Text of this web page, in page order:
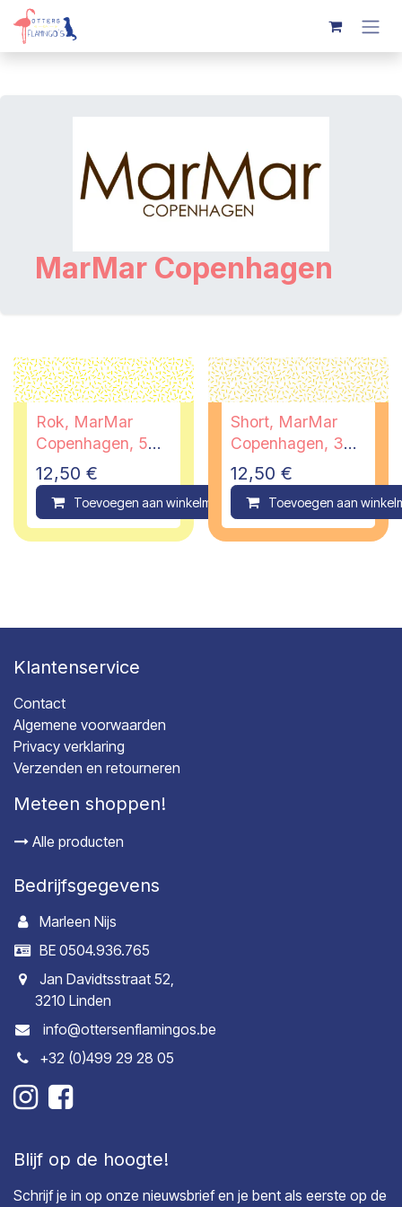
Overslaan naar inhoud
MarMar Copenhagen
Rok, MarMar
Copenhagen, 5
jaar
12,50 €
Toevoegen aan winkelmandje Compare
Short, MarMar
Copenhagen, 3
jaar
12,50 €
Toevoegen aan
Klantenservice
Contact
Algemene voorwaarden
Privacy verklaring
Verzenden en retourneren
Meteen shoppen!
Alle producten
Bedrijfsgegevens
Marleen Nijs
BE 0504.936.765
Jan Davidtsstraat 52,
3210 Linden
info@ottersenflamingos.be
+32 (0)499 29 28 05
Blijf op de hoogte!
Schrijf je in op onze nieuwsbrief en je bent als eerste op de